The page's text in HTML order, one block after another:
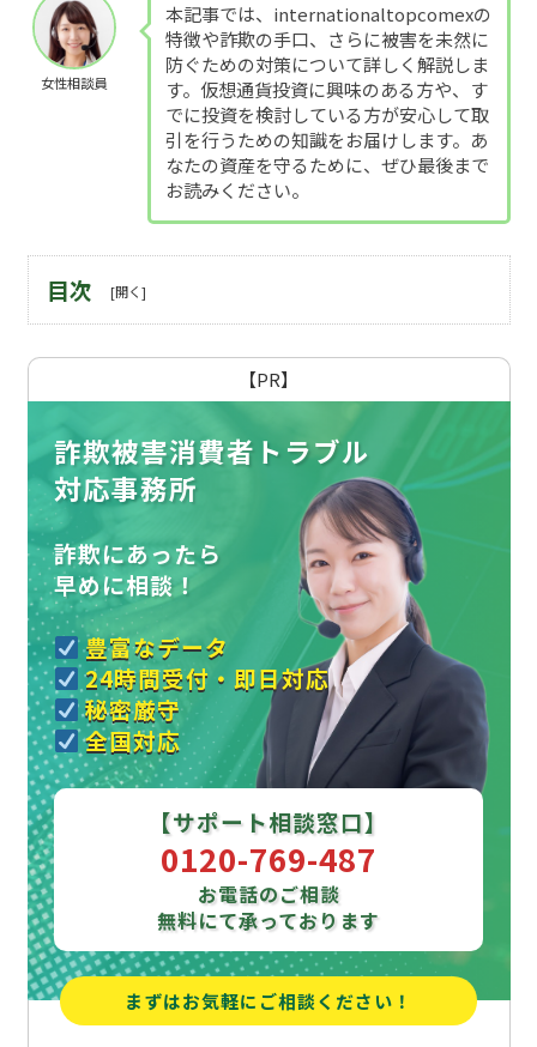
女性相談員
本記事では、internationaltopcomexの
特徴や詐欺の手口、さらに被害を未然に
防ぐための対策について詳しく解説しま
す。仮想通貨投資に興味のある方や、す
でに投資を検討している方が安心して取
引を行うための知識をお届けします。あ
なたの資産を守るために、ぜひ最後まで
お読みください。
目次
【PR】
詐欺被害消費者トラブル
対応事務所
詐欺にあったら
早めに相談！
豊富なデータ
24時間受付・即日対応
秘密厳守
全国対応
【サポート相談窓口】
0120-769-487
お電話のご相談
無料にて承っております
まずはお気軽にご相談ください！